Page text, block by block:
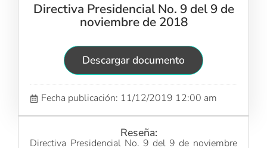
Directiva Presidencial No. 9 del 9 de
noviembre de 2018
Descargar documento
Fecha publicación: 11/12/2019 12:00 am
Reseña:
Directiva Presidencial No. 9 del 9 de noviembre